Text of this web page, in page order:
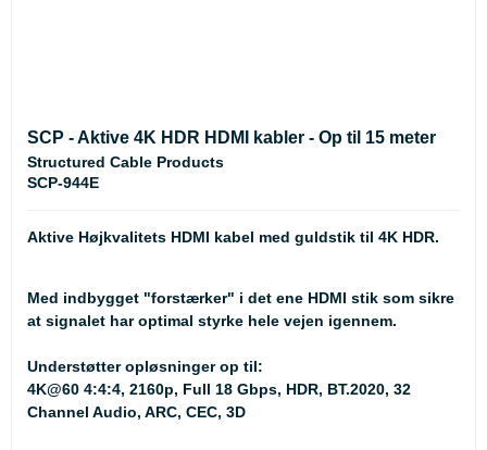
SCP - Aktive 4K HDR HDMI kabler - Op til 15 meter
Structured Cable Products
SCP-944E
Aktive Højkvalitets HDMI kabel med guldstik til 4K HDR.
Med indbygget "forstærker" i det ene HDMI stik som sikre
at signalet har optimal styrke hele vejen igennem.
Understøtter opløsninger op til:
4K@60 4:4:4, 2160p, Full 18 Gbps, HDR, BT.2020, 32
Channel Audio, ARC, CEC, 3D